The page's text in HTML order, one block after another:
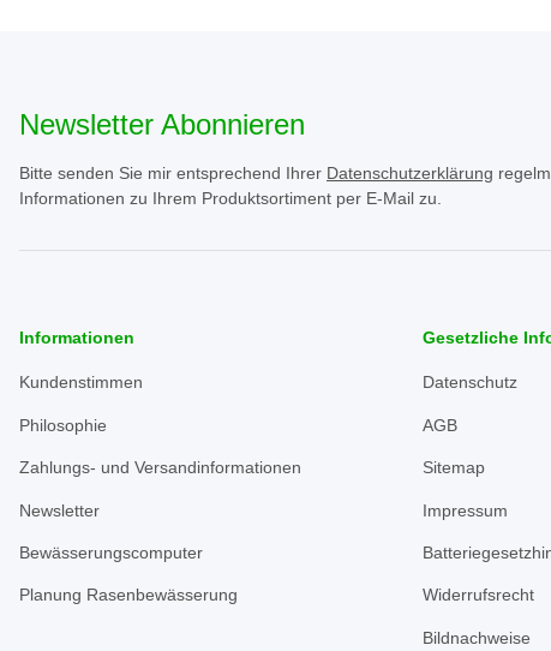
Newsletter Abonnieren
Bitte senden Sie mir entsprechend Ihrer Datenschutzerklärung
Informationen zu Ihrem Produktsortiment per E-Mail zu.
Informationen
Kundenstimmen
Philosophie
Zahlungs- und Versandinformationen
Newsletter
Bewässerungscomputer
Planung Rasenbewässerung
Gesetzliche
Datenschutz
AGB
Sitemap
Impressum
Widerrufsrecht
Bildnachweise